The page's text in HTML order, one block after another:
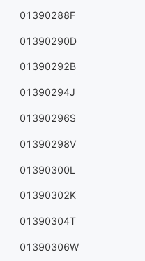
01390288F
01390290D
01390292B
01390294J
01390296S
01390298V
01390300L
01390302K
01390304T
01390306W